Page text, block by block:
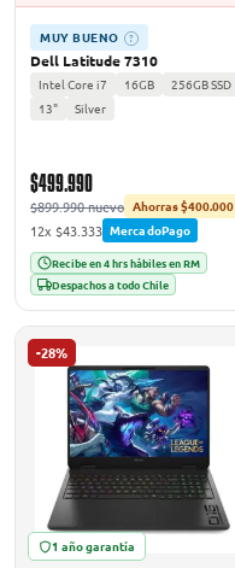
MUY BUENO ?
Dell Latitude 7310
Intel Core i7 16GB
256GB SSD
13"
Silver
$499.990
$899.990 nuevo Ahorras $400.000
12x $43.333 MercadoPago
Recibe en 4 hrs hábiles en RM
Despachos a todo Chile
-28%
1 año garantía